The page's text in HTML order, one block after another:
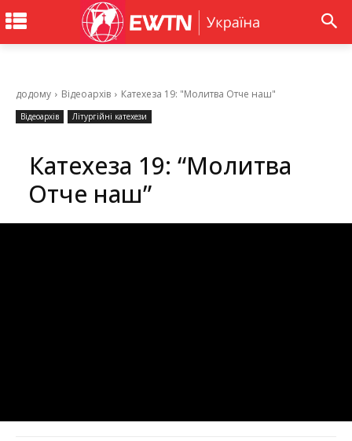
додому Відеоархів Катехеза 19: "Молитва Отче наш"
Відеоархів Літургійні катехези
Катехеза 19: “Молитва
Отче наш”